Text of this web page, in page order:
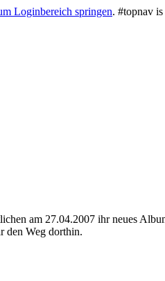
Loginbereich springen. #topnav is
am 27.04.2007 ihr neues
den Weg dorthin.